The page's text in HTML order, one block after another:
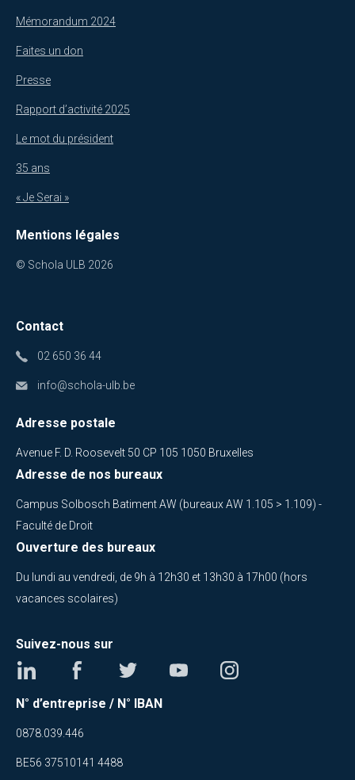
Mémorandum 2024
Faites un don
Presse
Rapport d’activité 2025
Le mot du président
35 ans
« Je Serai »
Mentions légales
© Schola ULB 2026
Contact
02 650 36 44
info@schola-ulb.be
Adresse postale
Avenue F. D. Roosevelt 50 CP 105 1050 Bruxelles
Adresse de nos bureaux
Campus Solbosch Batiment AW (bureaux AW 1.105 > 1.109) -
Faculté de Droit
Ouverture des bureaux
Du lundi au vendredi, de 9h à 12h30 et 13h30 à 17h00 (hors
vacances scolaires)
Suivez-nous sur
N° d’entreprise / N° IBAN
0878.039.446
BE56 37510141 4488